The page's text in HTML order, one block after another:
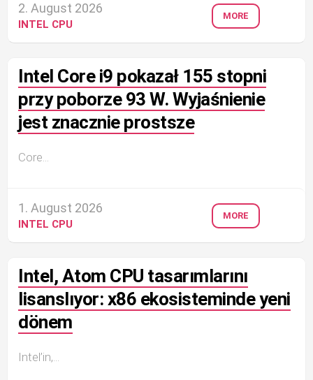
2. August 2026
INTEL CPU
MORE
Intel Core i9 pokazał 155 stopni
przy poborze 93 W. Wyjaśnienie
jest znacznie prostsze
Core...
1. August 2026
INTEL CPU
MORE
Intel, Atom CPU tasarımlarını
lisanslıyor: x86 ekosisteminde yeni
dönem
Intel’in,...